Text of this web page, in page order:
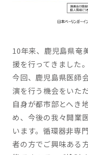
10年来、鹿児島県奄
援を行ってきました。
今回、鹿児島県医師
演を行う機会をいた
自身が都市部とへき
め、今後の我々開業
います。循環器非専
者の方でご興味ある